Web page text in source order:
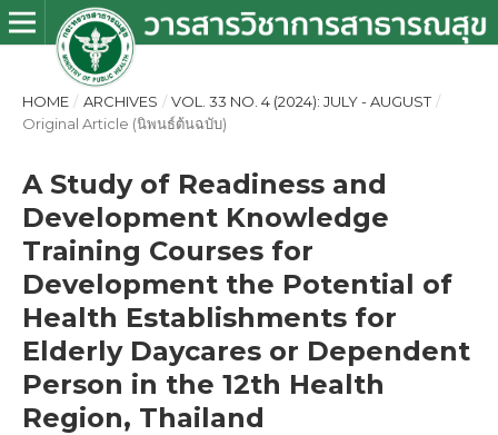
HOME / ARCHIVES / VOL. 33 NO. 4 (2024): JULY - AUGUST /
Original Article (นิพนธ์ต้นฉบับ)
A Study of Readiness and
Development Knowledge
Training Courses for
Development the Potential of
Health Establishments for
Elderly Daycares or Dependent
Person in the 12th Health
Region, Thailand